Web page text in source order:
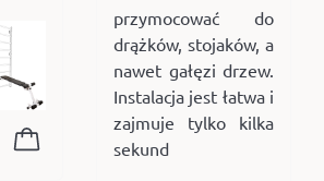
przymocować do
drążków, stojaków, a
nawet gałęzi drzew.
Instalacja jest łatwa i
zajmuje tylko kilka
sekund